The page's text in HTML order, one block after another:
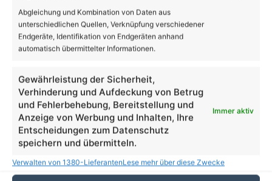
Abgleichung und Kombination von Daten aus
unterschiedlichen Quellen, Verknüpfung verschiedener
Endgeräte, Identifikation von Endgeräten anhand
automatisch übermittelter Informationen.
Gewährleistung der Sicherheit,
Verhinderung und Aufdeckung von Betrug
und Fehlerbehebung, Bereitstellung und
Anzeige von Werbung und Inhalten, Ihre
Entscheidungen zum Datenschutz
speichern und übermitteln.
Immer aktiv
Verwalten von 1380-LieferantenLese mehr über diese Zwecke
Beruf
Tag der offenen Tür an den